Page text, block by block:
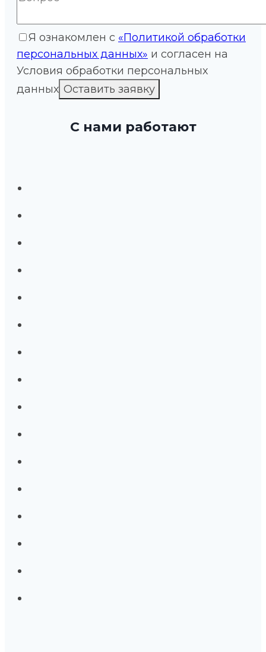
Я ознакомлен с «Политикой обработки
персональных данных» и согласен на
Условия обработки персональных
данных
С нами работают